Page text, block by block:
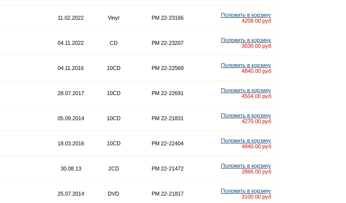
11.02.2022 Vinyl PM 22-23166
Положить в корзину
4208.00 руб
04.11.2022 CD PM 22-23207
Положить в корзину
3030.00 руб
04.11.2016 10CD PM 22-22569
Положить в корзину
4840.00 руб
28.07.2017 10CD PM 22-22691
Положить в корзину
4504.00 руб
05.09.2014 10CD PM 22-21831
Положить в корзину
4270.00 руб
18.03.2016 10CD PM 22-22404
Положить в корзину
4840.00 руб
30.08.13 2CD PM 22-21472
Положить в корзину
2866.00 руб
25.07.2014 DVD PM 22-21817
Положить в корзину
3100.00 руб